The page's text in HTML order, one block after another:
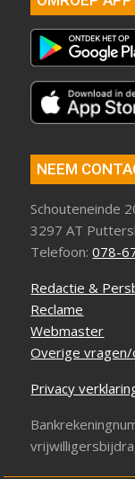
NEEM
Schouteneinde
3297 AT
Telefoon:078-
Redactie &
Reclame
Webmaster
Overige
Privacy